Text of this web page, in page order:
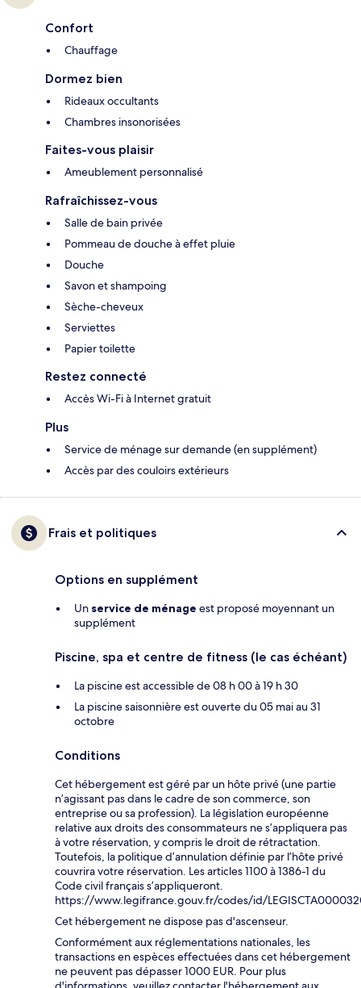
Confort
Chauffage
Dormez bien
Rideaux occultants
Chambres insonorisées
Faites-vous plaisir
Ameublement personnalisé
Rafraîchissez-vous
Salle de bain privée
Pommeau de douche à effet pluie
Douche
Savon et shampoing
Sèche-cheveux
Serviettes
Papier toilette
Restez connecté
Accès Wi-Fi à Internet gratuit
Plus
Service de ménage sur demande (en supplément)
Accès par des couloirs extérieurs
Frais et politiques
Options en supplément
Un service de ménage est proposé moyennant un
supplément
Piscine, spa et centre de fitness (le cas échéant)
La piscine est accessible de 08 h 00 à 19 h 30
La piscine saisonnière est ouverte du 05 mai au 31
octobre
Conditions
Cet hébergement est géré par un hôte privé (une partie
n’agissant pas dans le cadre de son commerce, son
entreprise ou sa profession). La législation européenne
relative aux droits des consommateurs ne s’appliquera pas
à votre réservation, y compris le droit de rétractation.
Toutefois, la politique d’annulation définie par l’hôte privé
couvrira votre réservation. Les articles 1100 à 1386-1 du
Code civil français s’appliqueront.
https://www.legifrance.gouv.fr/codes/id/
Cet hébergement ne dispose pas d'ascenseur.
Conformément aux réglementations nationales, les
transactions en espèces effectuées dans cet hébergement
ne peuvent pas dépasser 1000 EUR. Pour plus